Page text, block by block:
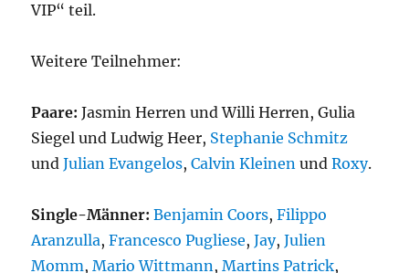
VIP“ teil.
Weitere Teilnehmer:
Paare: Jasmin Herren und Willi Herren, Gulia
Siegel und Ludwig Heer, Stephanie Schmitz
undJulian Evangelos,Calvin Kleinen undRoxy.
Single-Männer: Benjamin Coors,Filippo
Aranzulla,Francesco Pugliese,Jay,Julien
Momm,Mario Wittmann,Martins Patrick,